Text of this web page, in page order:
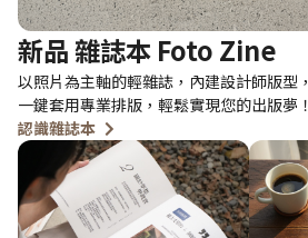
新品 雜誌本 Foto Zine
以照片為主軸的輕雜誌，內建設計師版型，
一鍵套用專業排版，輕鬆實現您的出版夢！
認識雜誌本